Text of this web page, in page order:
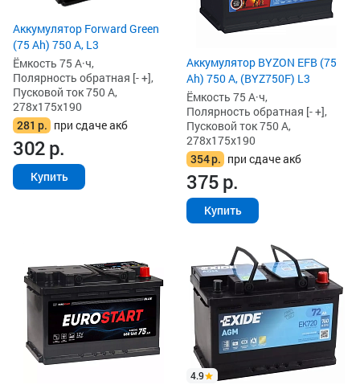
Аккумулятор Forward Green
(75 Ah) 750 А, L3
Ёмкость 75 А·ч,
Полярность обратная [- +],
Пусковой ток 750 А,
278x175x190
281 р. при сдаче акб
302р.
Купить
Аккумулятор BYZON EFB (75
Ah) 750 А, (BYZ750F) L3
Ёмкость 75 А·ч,
Полярность обратная [- +],
Пусковой ток 750 А,
278x175x190
354р. при сдаче акб
375р.
Купить
4.9